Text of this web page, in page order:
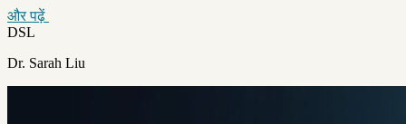
और पढ़ें
DSL
Dr. Sarah Liu